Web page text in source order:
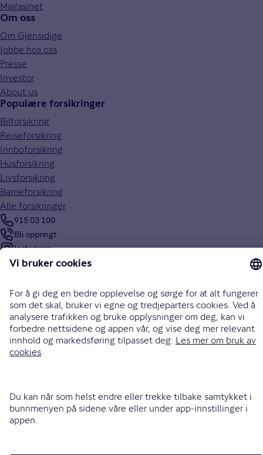
Magasinet
Om oss
Om Gjensidige
Jobbe hos oss
Presse
Investor
About us
Populære forsikringer
Bilforsikring
Reiseforsikring
Innboforsikring
Husforsikring
Livsforsikring
Barneforsikring
Alle forsikringer
915 03 100
Bli oppringt
Instagram
LinkedIn
Endre cookieinnstillinger
Informasjonskapsler (cookies)
Personvern og sikkerhet
Vilkår for bruk av nettsidene
Tilgjengelighetserklæring
Opphavsrett © Gjensidige